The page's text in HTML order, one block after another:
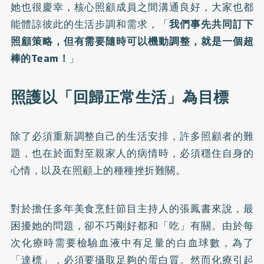
她也很慶幸，核心照顧成員之間溝通良好，大家也都
能體諒彼此的生活步調和需求，「我們事先共同訂下
照顧策略，但有需要隨時可以機動調整，就是一個超
棒的Team！ 」
照護以「回歸正常生活」為目標
除了必須重新調整自己的生活安排，許多照顧者的難
題，也在於面對至親家人的病情時，必須穩住自身的
心情，以及在照顧上的種種挫折難關。
對於擔任多年美食烹飪節目主持人的張鳳書來說，最
困擾她的問題，卻不巧剛好都和「吃」有關。由於每
次化療時需要檢驗血液中有足量的白血球數，為了
「達標」，必須要攝取足夠的蛋白質。然而化療引起